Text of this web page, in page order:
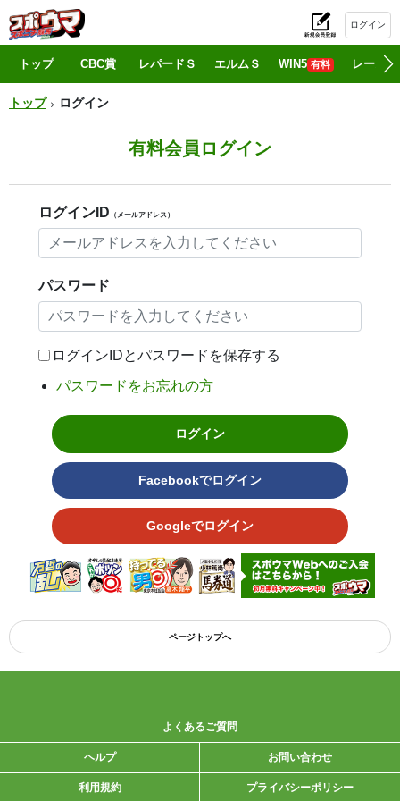
ログイン
トップ CBC賞 レパードＳ エルムＳ WIN5 有料 レース
トップ ログイン
有料会員ログイン
ログインID （メールアドレス）
パスワード
ログインIDとパスワードを保存する
パスワードをお忘れの方
ログイン
Facebookでログイン
Googleでログイン
ページトップへ
よくあるご質問
ヘルプ お問い合わせ
利用規約 プライバシーポリシー